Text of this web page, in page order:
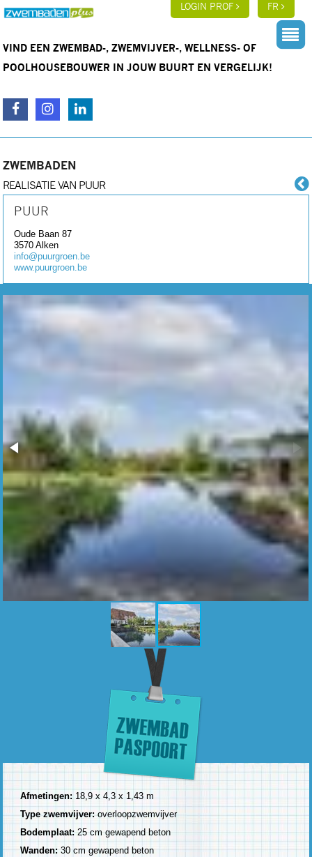
LOGIN PROF FR
VIND EEN ZWEMBAD-, ZWEMVIJVER-, WELLNESS- OF
POOLHOUSEBOUWER IN JOUW BUURT EN VERGELIJK!
ZWEMBADEN
REALISATIE VAN PUUR
PUUR
Oude Baan 87
3570Alken
info@puurgroen.be
www.puurgroen.be
Afmetingen:18,9 x 4,3 x 1,43 m
Type zwemvijver:overloopzwemvijver
Bodemplaat:25 cm gewapend beton
Wanden: 30 cm gewapend beton